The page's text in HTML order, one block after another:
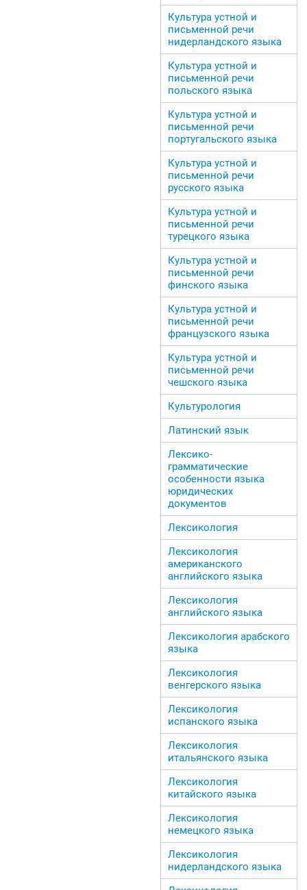
Культура устной и
письменной речи
нидерландского языка
Культура устной и
письменной речи
польского языка
Культура устной и
письменной речи
португальского языка
Культура устной и
письменной речи
русского языка
Культура устной и
письменной речи
турецкого языка
Культура устной и
письменной речи
финского языка
Культура устной и
письменной речи
французского языка
Культура устной и
письменной речи
чешского языка
Культурология
Латинский язык
Лексико-
грамматические
особенности языка
юридических
документов
Лексикология
Лексикология
американского
английского языка
Лексикология
английского языка
Лексикология арабского
языка
Лексикология
венгерского языка
Лексикология
испанского языка
Лексикология
итальянского языка
Лексикология
китайского языка
Лексикология
немецкого языка
Лексикология
нидерландского языка